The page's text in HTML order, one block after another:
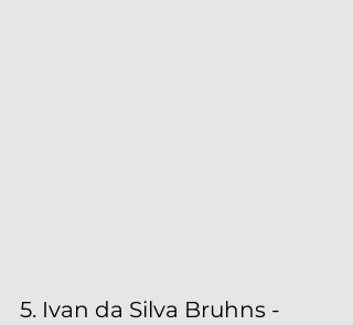
5. Ivan da Silva Bruhns -